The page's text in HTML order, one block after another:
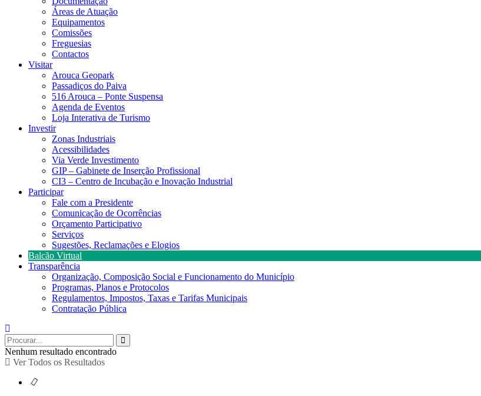
Áreas de Atuação
Equipamentos
Comissões
Freguesias
Contactos
Visitar
Arouca Geopark
Passadiços do Paiva
516 Arouca – Ponte Suspensa
Agenda de Eventos
Loja Interativa de Turismo
Investir
Zonas Industriais
Acessibilidades
Via Verde Investimento
GIP – Gabinete de Inserção Profissional
CI3 – Centro de Incubação e Inovação Industrial
Participar
Fale com a Presidente
Comunicação de Ocorrências
Orçamento Participativo
Serviços
Sugestões, Reclamações e Elogios
Balcão Virtual
Transparência
Organização, Composição Social e Funcionamento do Município
Programas, Planos e Protocolos
Regulamentos, Impostos, Taxas e Tarifas Municipais
Contratação Pública
Nenhum resultado encontrado
Ver Todos os Resultados